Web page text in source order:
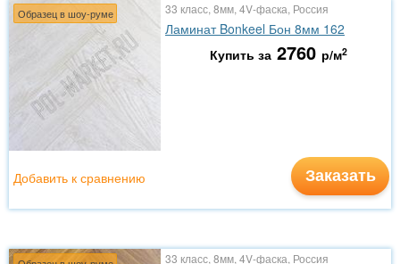
Образец в шоу-руме 33 класс, 8мм, 4V-фаска, Россия
Ламинат Bonkeel Бон 8мм 162
Купить за 2760 р/м2
Заказать
Добавить к сравнению
33 класс, 8мм, 4V-фаска, Россия